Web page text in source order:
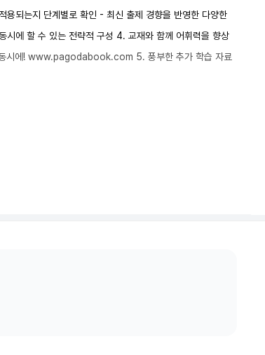
되는지 단계별로 확인 - 최신 출제 경향을 반영한 다양한
에 할 수 있는 전략적 구성 4. 교재와 함께 어휘력을 향상
동시에! www.pagodabook.com 5. 풍부한 추가 학습 자료